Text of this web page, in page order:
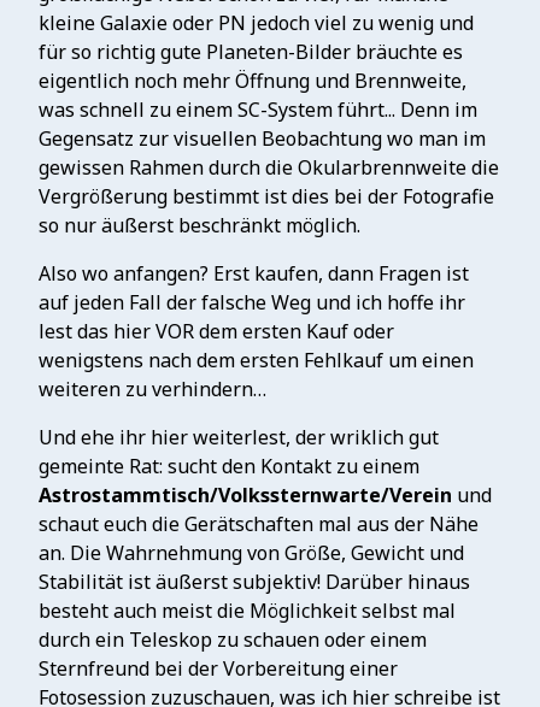
kleine Galaxie oder PN jedoch viel zu wenig und
für so richtig gute Planeten-Bilder bräuchte es
eigentlich noch mehr Öffnung und Brennweite,
was schnell zu einem SC-System führt... Denn im
Gegensatz zur visuellen Beobachtung wo man im
gewissen Rahmen durch die Okularbrennweite die
Vergrößerung bestimmt ist dies bei der Fotografie
so nur äußerst beschränkt möglich.
Also wo anfangen? Erst kaufen, dann Fragen ist
auf jeden Fall der falsche Weg und ich hoffe ihr
lest das hier VOR dem ersten Kauf oder
wenigstens nach dem ersten Fehlkauf um einen
weiteren zu verhindern…
Und ehe ihr hier weiterlest, der wriklich gut
gemeinte Rat: sucht den Kontakt zu einem
Astrostammtisch/Volkssternwarte/Verein und
schaut euch die Gerätschaften mal aus der Nähe
an. Die Wahrnehmung von Größe, Gewicht und
Stabilität ist äußerst subjektiv! Darüber hinaus
besteht auch meist die Möglichkeit selbst mal
durch ein Teleskop zu schauen oder einem
Sternfreund bei der Vorbereitung einer
Fotosession zuzuschauen, was ich hier schreibe ist